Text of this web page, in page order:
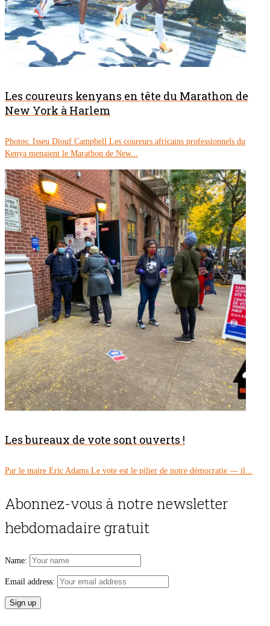
Les coureurs kenyans en tête du Marathon de
New York à Harlem
Photos: Isseu Diouf Campbell Les coureurs africains professionnels du
Kenya menaient le Marathon de New...
Les bureaux de vote sont ouverts !
Par le maire Eric Adams Le vote est le pilier de notre démocratie — il...
Abonnez-vous à notre newsletter
hebdomadaire gratuit
Name:
Email address: